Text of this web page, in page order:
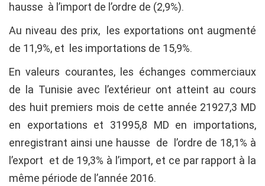
hausse à l’import de l’ordre de (2,9%).
Au niveau des prix, les exportations ont augmenté
de 11,9%, et les importations de 15,9%.
En valeurs courantes, les échanges commerciaux
de la Tunisie avec l’extérieur ont atteint au cours
des huit premiers mois de cette année 21927,3 MD
en exportations et 31995,8 MD en importations,
enregistrant ainsi une hausse de l’ordre de 18,1% à
l’export et de 19,3% à l’import, et ce par rapport à la
même période de l’année 2016.